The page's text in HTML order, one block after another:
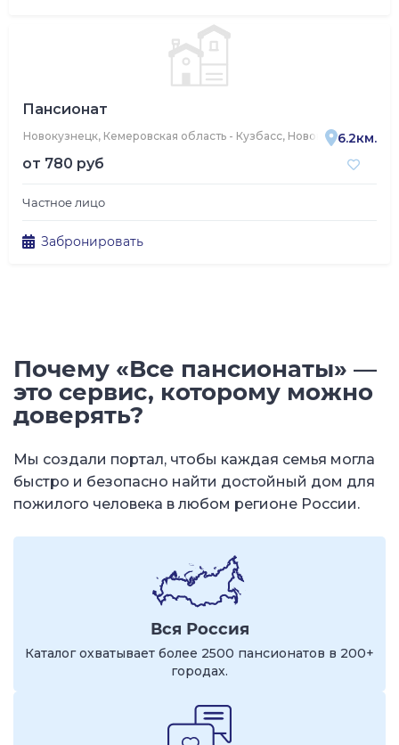
Пансионат
Новокузнецк, Кемеровская область - Кузбасс, Новокузнецк,
6.2км.
от 780 руб
Частное лицо
Забронировать
Почему «Все пансионаты» —
это сервис, которому можно
доверять?
Мы создали портал, чтобы каждая семья могла
быстро и безопасно найти достойный дом для
пожилого человека в любом регионе России.
Вся Россия
Каталог охватывает более 2500 пансионатов в 200+
городах.